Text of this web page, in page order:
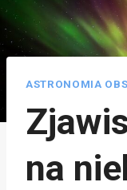
ASTRONOMIA
na